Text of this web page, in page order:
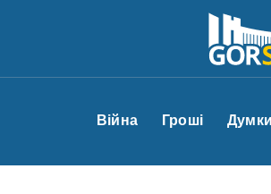
Війна Гроші Думки